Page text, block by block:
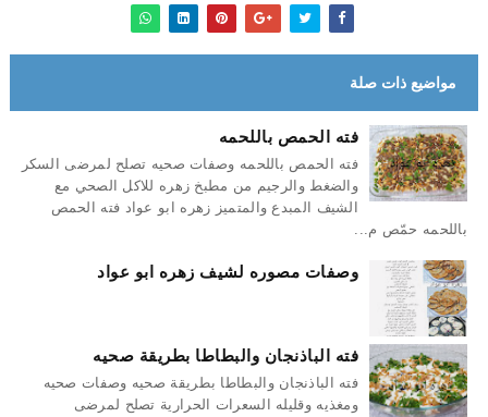
مواضيع ذات صلة
فته الحمص باللحمه
فته الحمص باللحمه وصفات صحيه تصلح لمرضى السكر
والضغط والرجيم من مطبخ زهره للاكل الصحي مع
الشيف المبدع والمتميز زهره ابو عواد فته الحمص
باللحمه حمّص م...
وصفات مصوره لشيف زهره ابو عواد
فته الباذنجان والبطاطا بطريقة صحيه
فته الباذنجان والبطاطا بطريقة صحيه وصفات صحيه
ومغذيه وقليله السعرات الحرارية تصلح لمرضى